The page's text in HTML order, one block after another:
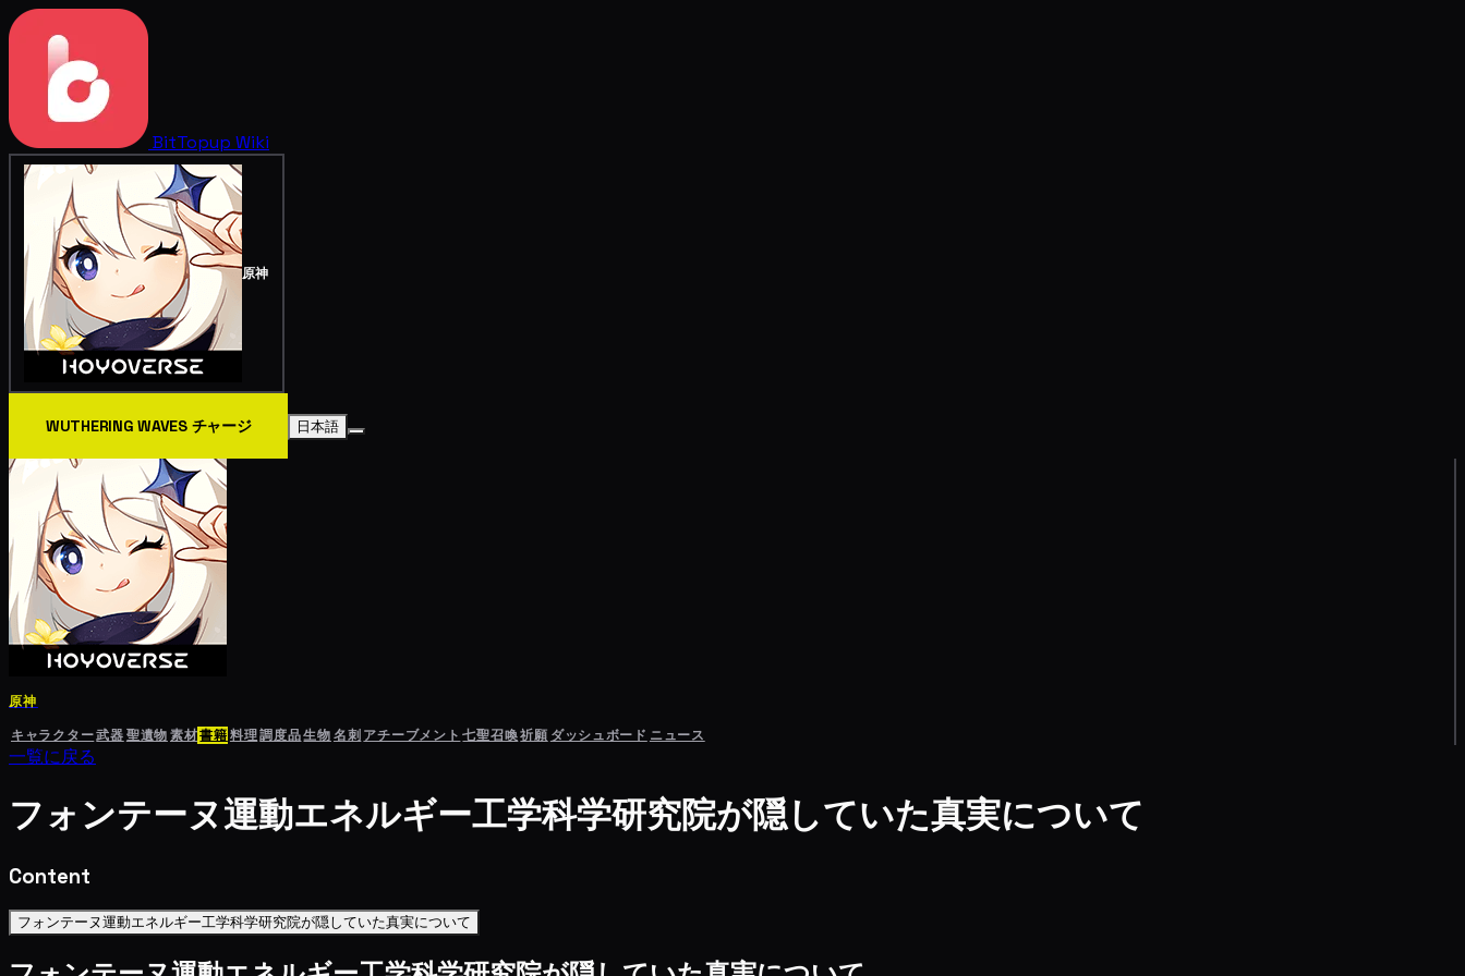
BitTopup Wiki
原神
WUTHERING WAVES チャージ 日本語
原神
キャラクター武器聖遺物素材書籍料理調度品生物名刺 アチーブメント 七聖召喚祈願 ダッシュボード ニュース
一覧に戻る
フォンテーヌ運動エネルギー工学科学研究院が隠していた真実について
Content
フォンテーヌ運動エネルギー工学科学研究院が隠していた真実について